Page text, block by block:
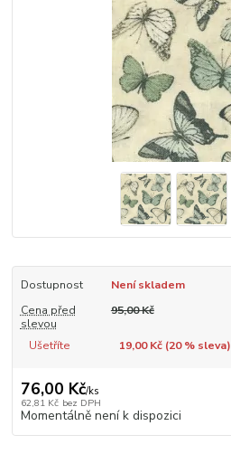
Dostupnost
Není skladem
Cena před
slevou
95,00 Kč
Ušetříte 19,00 Kč (20% sleva)
76,00 Kč/ks
62,81 Kč bez DPH
Momentálně není k dispozici